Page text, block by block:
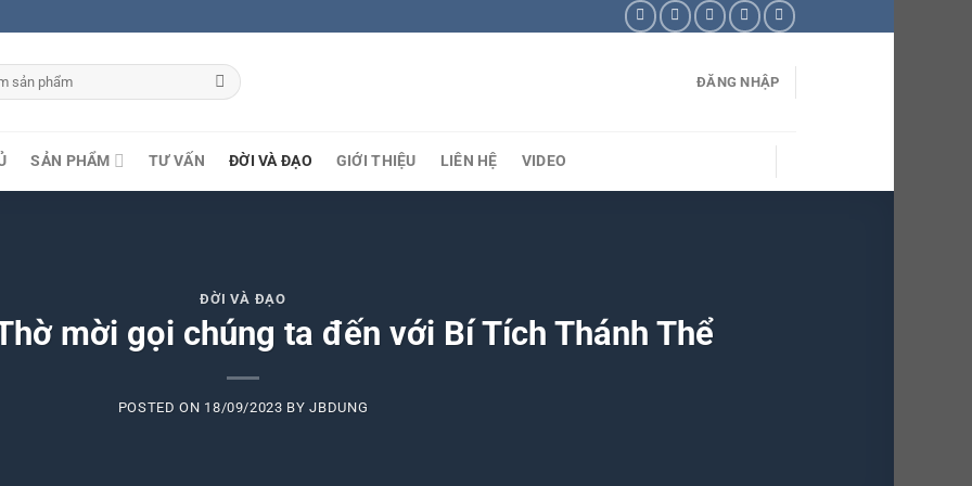
ĐĂNG NHẬP
SẢN PHẨM TƯ VẤN ĐỜI VÀ ĐẠO GIỚI THIỆU LIÊN HỆ VIDEO
ĐỜI VÀ ĐẠO
mời gọi chúng ta đến với Bí Tích Thánh Thể
POSTED ON 18/09/2023 BYJBDUNG